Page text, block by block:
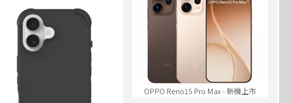
OPPO Reno15 Pro Max - 新機上市